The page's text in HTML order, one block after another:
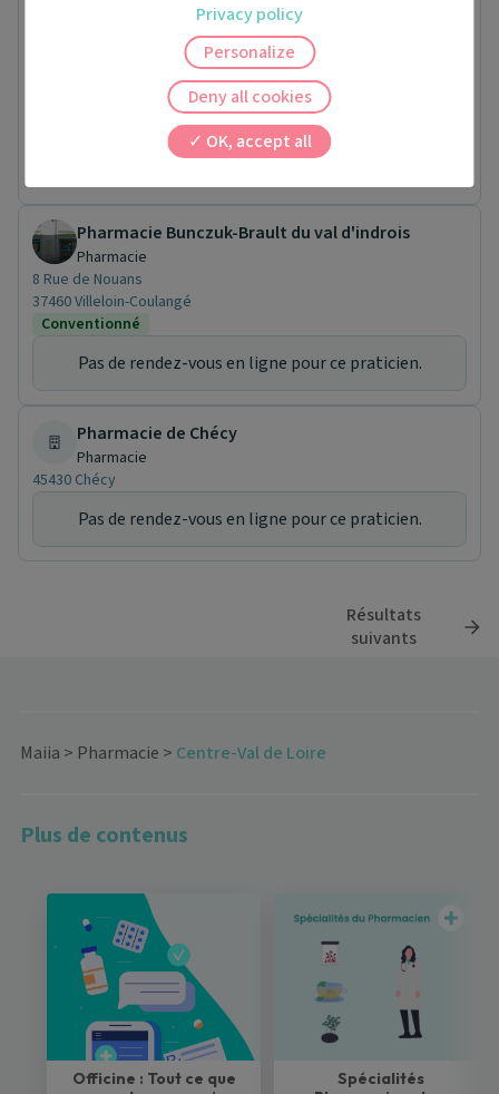
07/08
Sam.
08/08
10:00
18:25
10:00
18:25
Pharmacie Bunczuk-Brault du val d'indrois
Pharmacie
8 Rue de Nouans
37460 Villeloin-Coulangé
Conventionné
Pas de rendez-vous en ligne pour ce praticien.
Pharmacie de Chécy
Pharmacie
45430 Chécy
Pas de rendez-vous en ligne pour ce praticien.
Résultats
suivants
Maiia > Pharmacie > Centre-Val de Loire
Plus de contenus
Officine : Tout ce que
Spécialités
OK, accept all
Deny all cookies
Personalize
Privacy policy